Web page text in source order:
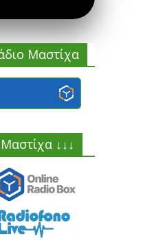
Μαστίχα
↓↓↓